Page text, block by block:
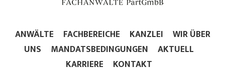
ANWÄLTE FACHBEREICHE KANZLEI
WIR ÜBER
UNS
MANDATSBEDINGUNGEN
AKTUELL
KARRIERE
KONTAKT